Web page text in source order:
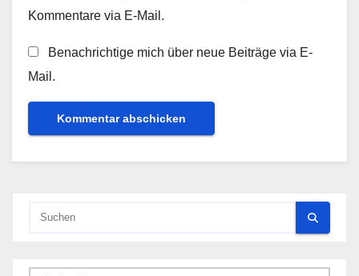
Kommentare via E-Mail.
Benachrichtige mich über neue Beiträge via E-
Mail.